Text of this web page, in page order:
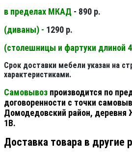
в пределах МКАД - 890 р.
(диваны) - 1290 р.
(столешницы и фартуки длиной
Срок доставки мебели указан на
характеристиками.
Самовывоз производится по
договоренности с точки
Домодедовский район, деревня
1В.
Доставка товара в другие